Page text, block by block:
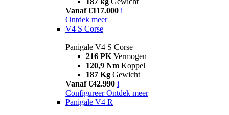
Vanaf €117.000 i
Ontdek meer
V4 S Corse
Panigale V4 S Corse
216 PK Vermogen
120,9 Nm Koppel
187 Kg Gewicht
Vanaf €42.990 i
Configureer Ontdek meer
Panigale V4 R